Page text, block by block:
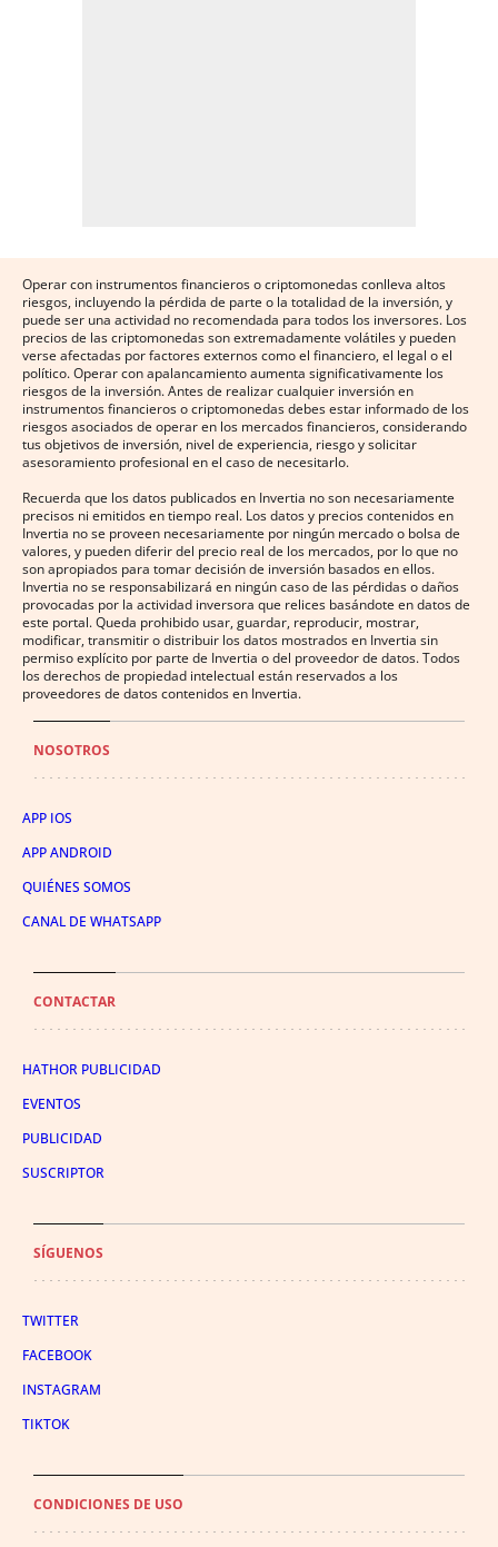
Operar con instrumentos financieros o criptomonedas conlleva altos
riesgos, incluyendo la pérdida de parte o la totalidad de la inversión, y
puede ser una actividad no recomendada para todos los inversores. Los
precios de las criptomonedas son extremadamente volátiles y pueden
verse afectadas por factores externos como el financiero, el legal o el
político. Operar con apalancamiento aumenta significativamente los
riesgos de la inversión. Antes de realizar cualquier inversión en
instrumentos financieros o criptomonedas debes estar informado de los
riesgos asociados de operar en los mercados financieros, considerando
tus objetivos de inversión, nivel de experiencia, riesgo y solicitar
asesoramiento profesional en el caso de necesitarlo.
Recuerda que los datos publicados en Invertia no son necesariamente
precisos ni emitidos en tiempo real. Los datos y precios contenidos en
Invertia no se proveen necesariamente por ningún mercado o bolsa de
valores, y pueden diferir del precio real de los mercados, por lo que no
son apropiados para tomar decisión de inversión basados en ellos.
Invertia no se responsabilizará en ningún caso de las pérdidas o daños
provocadas por la actividad inversora que relices basándote en datos de
este portal. Queda prohibido usar, guardar, reproducir, mostrar,
modificar, transmitir o distribuir los datos mostrados en Invertia sin
permiso explícito por parte de Invertia o del proveedor de datos. Todos
los derechos de propiedad intelectual están reservados a los
proveedores de datos contenidos en Invertia.
NOSOTROS
APP IOS
APP ANDROID
QUIÉNES SOMOS
CANAL DE WHATSAPP
CONTACTAR
HATHOR PUBLICIDAD
EVENTOS
PUBLICIDAD
SUSCRIPTOR
SÍGUENOS
TWITTER
FACEBOOK
INSTAGRAM
TIKTOK
CONDICIONES DE USO